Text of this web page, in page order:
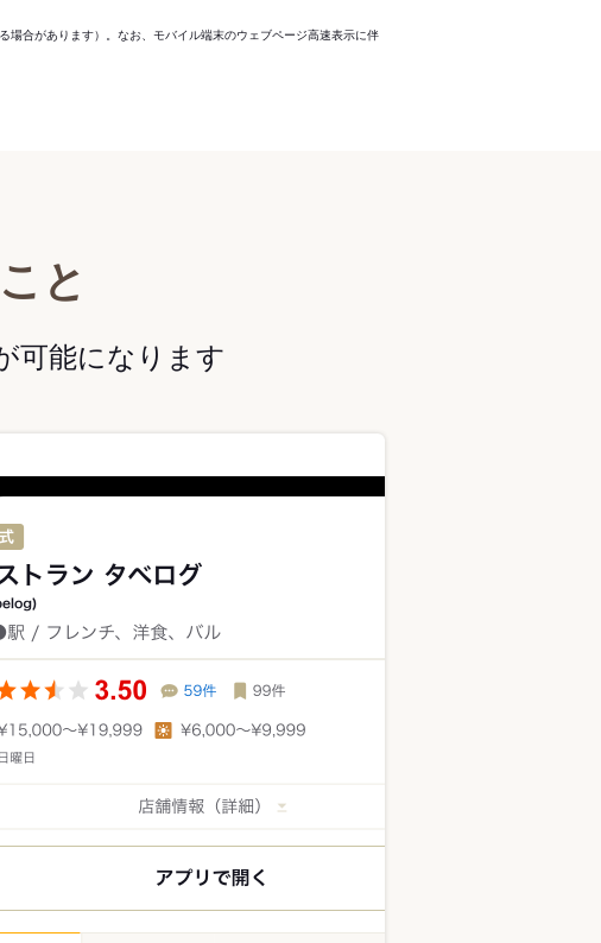
合があります）。なお、モバイル端末のウェブページ高速表示に伴
と
可能になります